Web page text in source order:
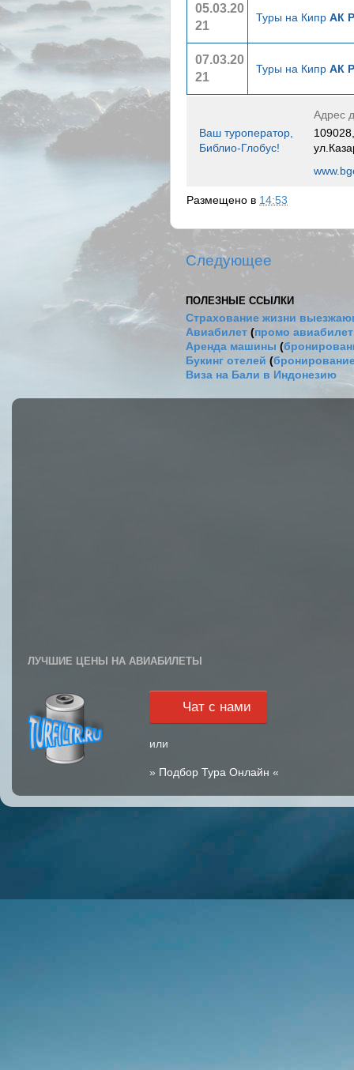
05.03.20
21
Туры на Кипр АК
07.03.20
21
Туры на Кипр АК
Адрес
Ваш туроператор,
Библио-Глобус!
Размещено в 14:53
Следующее
ПОЛЕЗНЫЕ ССЫЛКИ
Страхование жизни
Авиабилет (промо
Аренда машины (
Букинг отелей (
Виза на Бали в Индонезию
ЛУЧШИЕ ЦЕНЫ НА АВИАБИЛЕТЫ
Чат с нами
или
» Подбор Тура Онлайн «